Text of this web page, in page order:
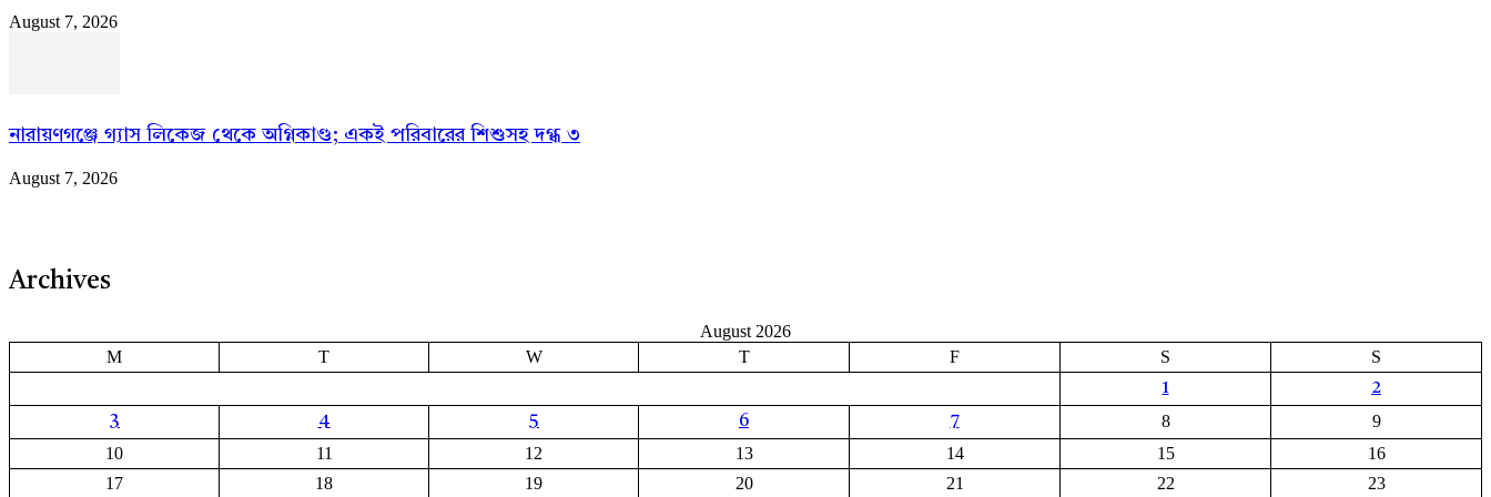
August 7, 2026
নারায়ণগঞ্জে গ্যাস লিকেজ থেকে অগ্নিকাণ্ড; একই পরিবারের শিশুসহ দগ্ধ ৩
August 7, 2026
Archives
August 2026
M
T W T F S S
1
2
3
4 5 6 7 8
9
10
11 12 13 14 15
16
17
18 19 20 21 22 23